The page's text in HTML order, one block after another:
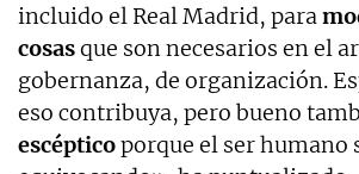
incluido el Real Madrid, para
cosasque son necesarios en el
gobernanza, de organización.
eso contribuya, pero bueno
escépticoporque el ser humano